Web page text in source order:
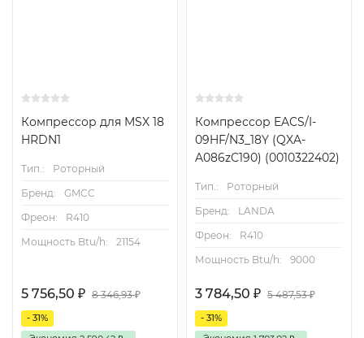
Компрессор для MSX 18
HRDN1
Тип.:
Роторный
Бренд:
GMCC
Фреон:
R410
Мощность Btu/h:
21154
5 756,50 ₽ 8 346,93₽
- 31%
Компрессор EACS/I-
09HF/N3_18Y (QXA-
A086zC190) (0010322402)
Тип.:
Роторный
Бренд:
LANDA
Фреон:
R410
Мощность Btu/h:
9000
3 784,50 ₽ 5 487,53₽
- 31%